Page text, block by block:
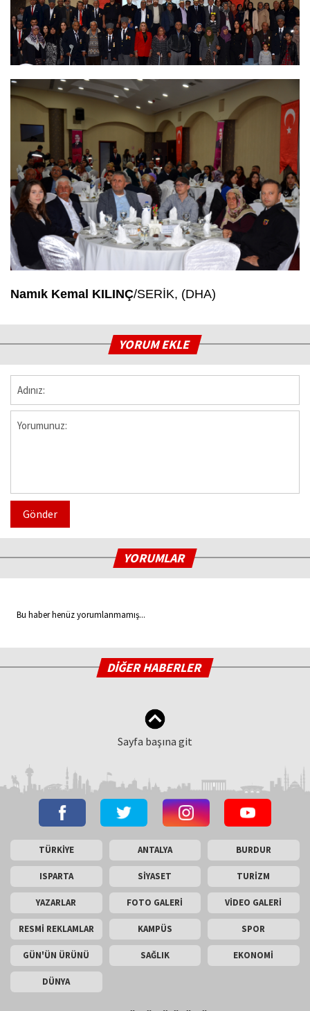
Namık Kemal KILINÇ/SERİK, (DHA)
YORUM EKLE
Gönder
YORUMLAR
Bu haber henüz yorumlanmamış...
DİĞER HABERLER
Sayfa başına git
TÜRKİYE ANTALYA BURDUR
ISPARTA SİYASET TURİZM
YAZARLAR FOTO GALERİ VİDEO GALERİ
RESMİ REKLAMLAR KAMPÜS SPOR
GÜN'ÜN ÜRÜNÜ SAĞLIK EKONOMİ
DÜNYA